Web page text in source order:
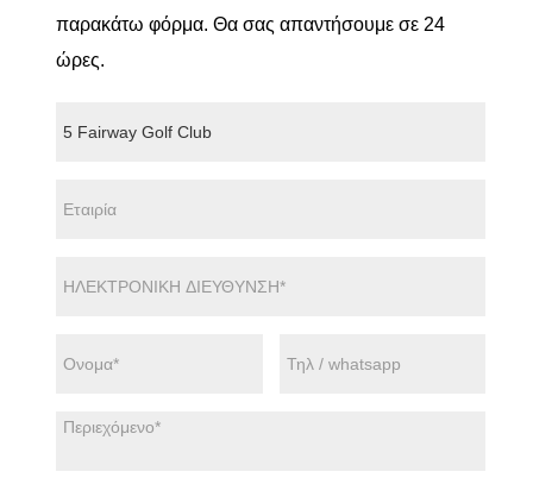
παρακάτω φόρμα. Θα σας απαντήσουμε σε 24
ώρες.